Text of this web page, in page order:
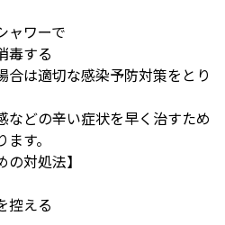
ャワーで
毒する
合は適切な感染予防対策をとり
などの辛い症状を早く治すため
す。
の対処法】
控える